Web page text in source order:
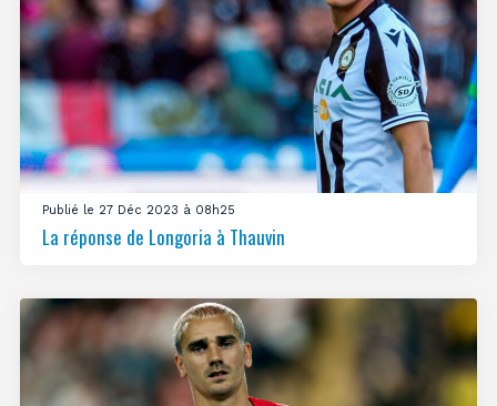
Publié le 27 Déc 2023 à 08h25
La réponse de Longoria à Thauvin